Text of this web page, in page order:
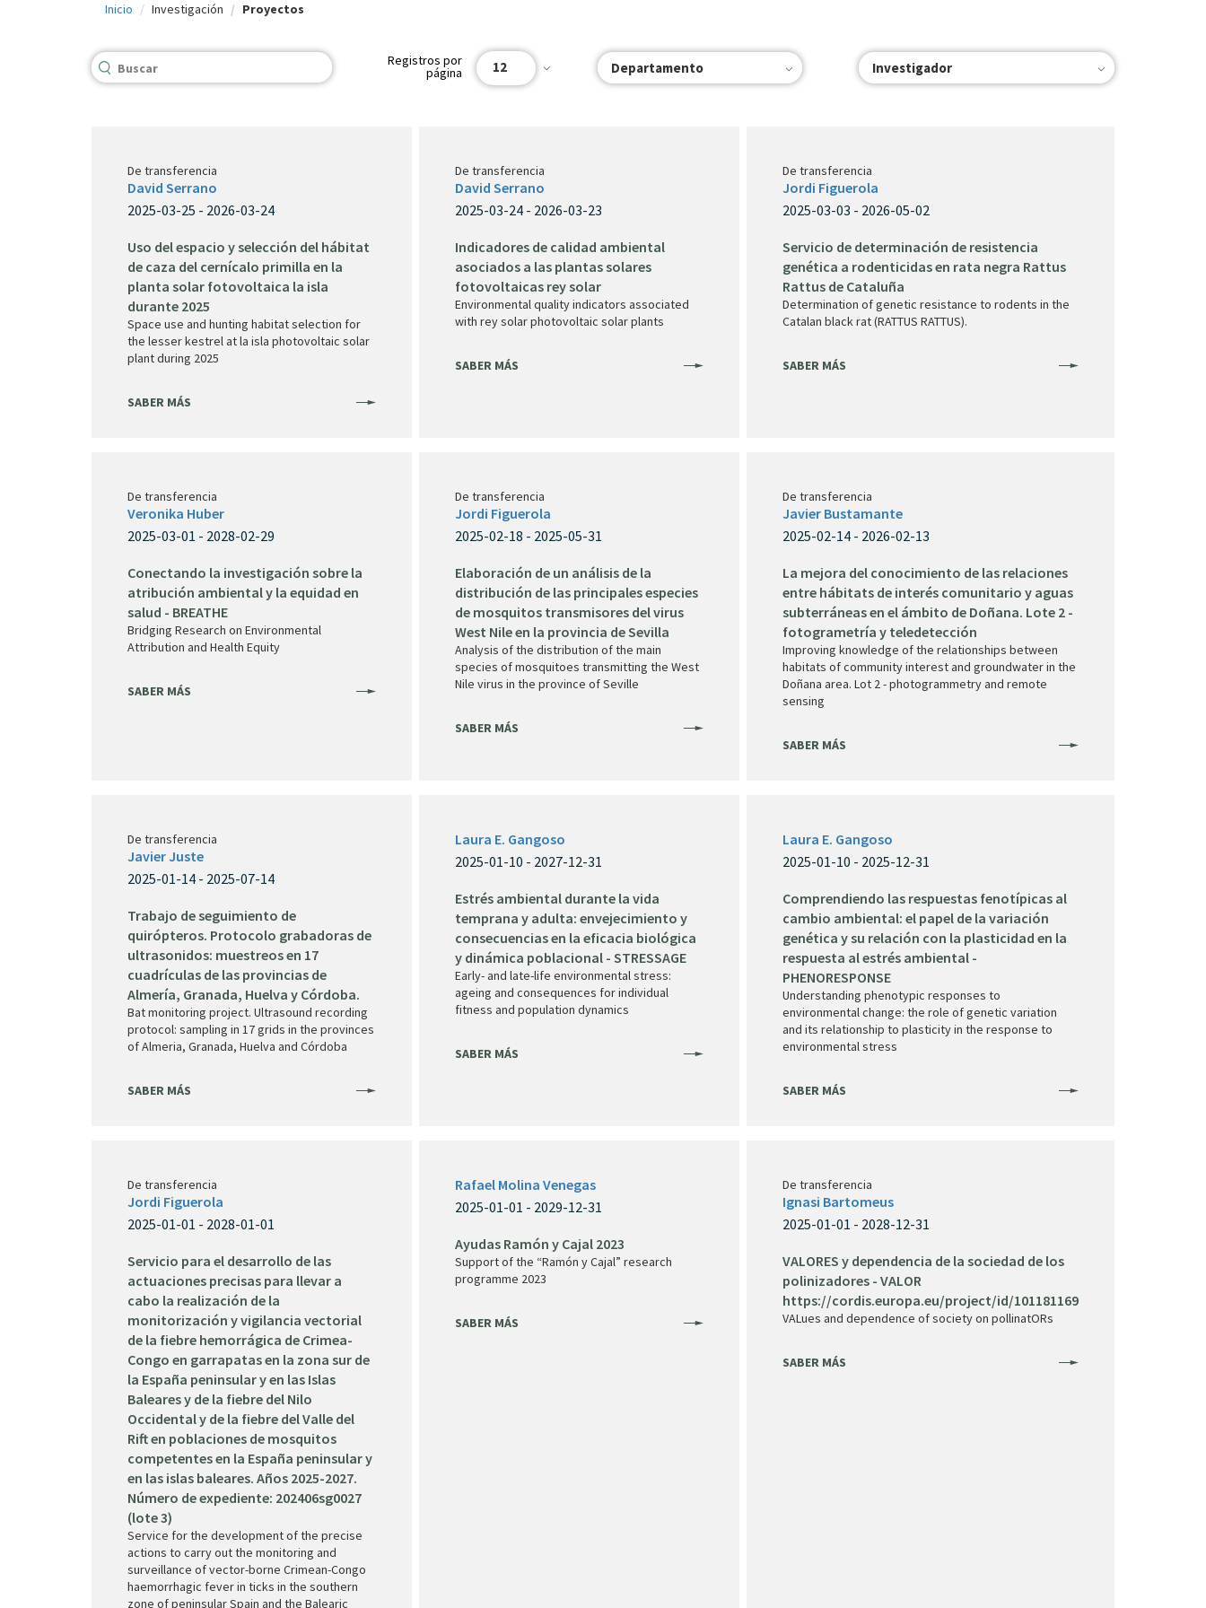
Inicio Investigación Proyectos
Registros por
página 12 Departamento Investigador
De transferencia
David Serrano
2025-03-25 - 2026-03-24
Uso del espacio y selección del hábitat
de caza del cernícalo primilla en la
planta solar fotovoltaica la isla
durante 2025
Space use and hunting habitat selection for
the lesser kestrel at la isla photovoltaic solar
plant during 2025
SABER MÁS
De transferencia
David Serrano
2025-03-24 - 2026-03-23
Indicadores de calidad ambiental
asociados a las plantas solares
fotovoltaicas rey solar
Environmental quality indicators associated
with rey solar photovoltaic solar plants
SABER MÁS
De transferencia
Jordi Figuerola
2025-03-03 - 2026-05-02
Servicio de determinación de resistencia
genética a rodenticidas en rata negra Rattus
Rattus de Cataluña
Determination of genetic resistance to rodents in the
Catalan black rat (RATTUS RATTUS).
SABER MÁS
De transferencia
Veronika Huber
2025-03-01 - 2028-02-29
Conectando la investigación sobre la
atribución ambiental y la equidad en
salud - BREATHE
Bridging Research on Environmental
Attribution and Health Equity
SABER MÁS
De transferencia
Jordi Figuerola
2025-02-18 - 2025-05-31
Elaboración de un análisis de la
distribución de las principales especies
de mosquitos transmisores del virus
West Nile en la provincia de Sevilla
Analysis of the distribution of the main
species of mosquitoes transmitting the West
Nile virus in the province of Seville
SABER MÁS
De transferencia
Javier Bustamante
2025-02-14 - 2026-02-13
La mejora del conocimiento de las relaciones
entre hábitats de interés comunitario y aguas
subterráneas en el ámbito de Doñana. Lote 2 -
fotogrametría y teledetección
Improving knowledge of the relationships between
habitats of community interest and groundwater in the
Doñana area. Lot 2 - photogrammetry and remote
sensing
SABER MÁS
De transferencia
Javier Juste
2025-01-14 - 2025-07-14
Trabajo de seguimiento de
quirópteros. Protocolo grabadoras de
ultrasonidos: muestreos en 17
cuadrículas de las provincias de
Almería, Granada, Huelva y Córdoba.
Bat monitoring project. Ultrasound recording
protocol: sampling in 17 grids in the provinces
of Almeria, Granada, Huelva and Córdoba
SABER MÁS
Laura E. Gangoso
2025-01-10 - 2027-12-31
Estrés ambiental durante la vida
temprana y adulta: envejecimiento y
consecuencias en la eficacia biológica
y dinámica poblacional - STRESSAGE
Early- and late-life environmental stress:
ageing and consequences for individual
fitness and population dynamics
SABER MÁS
Laura E. Gangoso
2025-01-10 - 2025-12-31
Comprendiendo las respuestas fenotípicas al
cambio ambiental: el papel de la variación
genética y su relación con la plasticidad en la
respuesta al estrés ambiental -
PHENORESPONSE
Understanding phenotypic responses to
environmental change: the role of genetic variation
and its relationship to plasticity in the response to
environmental stress
SABER MÁS
De transferencia
Jordi Figuerola
2025-01-01 - 2028-01-01
Servicio para el desarrollo de las
actuaciones precisas para llevar a
cabo la realización de la
monitorización y vigilancia vectorial
de la fiebre hemorrágica de Crimea-
Congo en garrapatas en la zona sur de
la España peninsular y en las Islas
Baleares y de la fiebre del Nilo
Occidental y de la fiebre del Valle del
Rift en poblaciones de mosquitos
competentes en la España peninsular y
en las islas baleares. Años 2025-2027.
Número de expediente: 202406sg0027
(lote 3)
Service for the development of the precise
actions to carry out the monitoring and
surveillance of vector-borne Crimean-Congo
haemorrhagic fever in ticks in the southern
zone of peninsular Spain and the Balearic
Rafael Molina Venegas
2025-01-01 - 2029-12-31
Ayudas Ramón y Cajal 2023
Support of the “Ramón y Cajal” research
programme 2023
SABER MÁS
De transferencia
Ignasi Bartomeus
2025-01-01 - 2028-12-31
VALORES y dependencia de la sociedad de los
polinizadores - VALOR
https://cordis.europa.eu/project/id/101181169
VALues and dependence of society on pollinatORs
SABER MÁS